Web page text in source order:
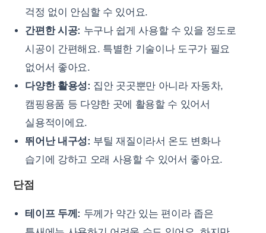
걱정 없이 안심할 수 있어요.
간편한 시공: 누구나 쉽게 사용할 수 있을 정도로
시공이 간편해요. 특별한 기술이나 도구가 필요
없어서 좋아요.
다양한 활용성: 집안 곳곳뿐만 아니라 자동차,
캠핑용품 등 다양한 곳에 활용할 수 있어서
실용적이에요.
뛰어난 내구성: 부틸 재질이라서 온도 변화나
습기에 강하고 오래 사용할 수 있어서 좋아요.
단점
테이프 두께: 두께가 약간 있는 편이라 좁은